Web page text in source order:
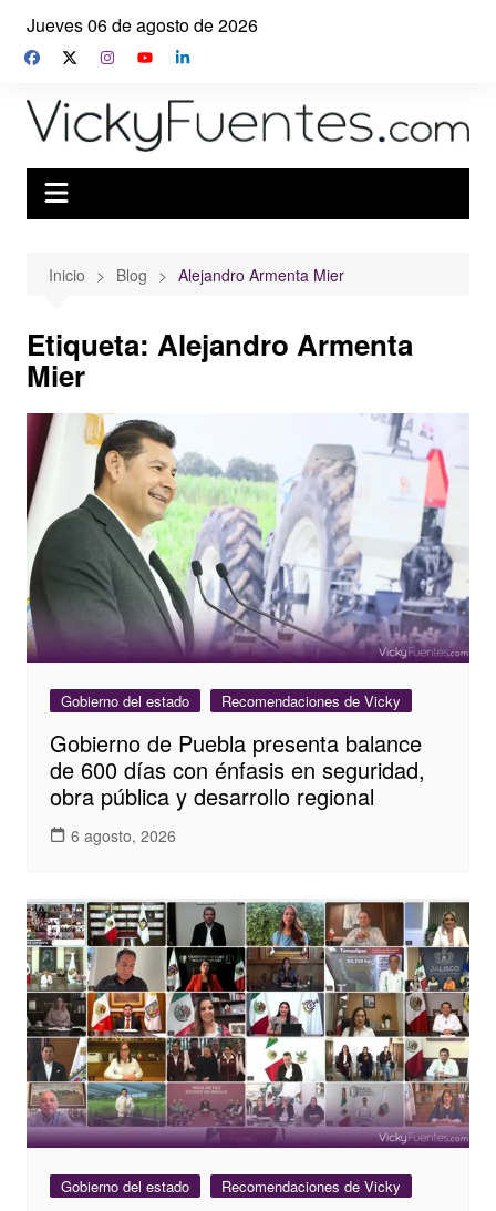
Saltar
contenido
Jueves 06 de agosto de 2026
Inicio Blog Alejandro Armenta Mier
Etiqueta: Alejandro Armenta
Mier
Gobierno del estado Recomendaciones de Vicky
Gobierno de Puebla presenta balance
de 600 días con énfasis en seguridad,
obra pública y desarrollo regional
6 agosto, 2026
Gobierno del estado Recomendaciones de Vicky